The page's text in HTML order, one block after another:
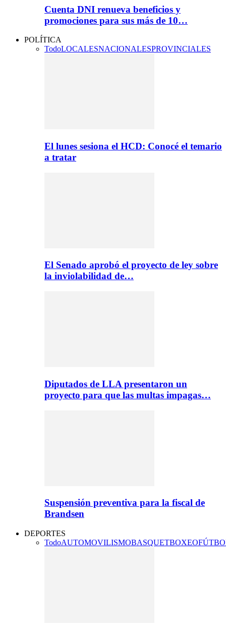
Cuenta DNI renueva beneficios y
promociones para sus más de 10…
POLÍTICA
TodoLOCALESNACIONALESPROVINCIALES
El lunes sesiona el HCD: Conocé el temario
a tratar
El Senado aprobó el proyecto de ley sobre
la inviolabilidad de…
Diputados de LLA presentaron un
proyecto para que las multas impagas…
Suspensión preventiva para la fiscal de
Brandsen
DEPORTES
TodoAUTOMOVILISMOBASQUETBOXEO